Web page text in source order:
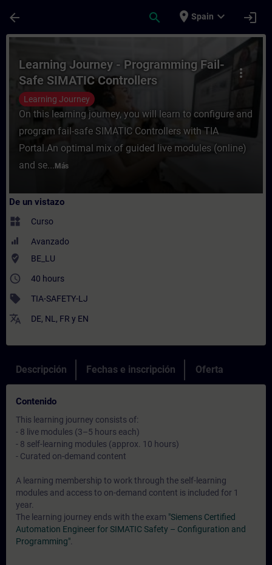
arrow_back search place Spain expand_more login
Curso - Learning Journey -
more_vert
Learning Journey - Programming Fail-
Safe SIMATIC Controllers
Learning Journey
On this learning journey, you will learn to configure and
program fail-safe SIMATIC Controllers with TIA
Portal.An optimal mix of guided live modules (online)
and se... Más
De un vistazo
widgets Curso
Avanzado
where_to_vote BE_LU
access_time 40 hours
sell TIA-SAFETY-LJ
translate DE, NL , FR y EN
Descripción Fechas e inscripción Oferta
Contenido
This learning journey consists of:
- 8 live modules (3–5 hours each)
- 8 self-learning modules (approx. 10 hours)
- Curated on-demand content
A learning membership to work through the self-learning
modules and access to on-demand content is included for 1
year.
The learning journey ends with the exam "Siemens Certified
Automation Engineer for SIMATIC Safety – Configuration and
Programming"